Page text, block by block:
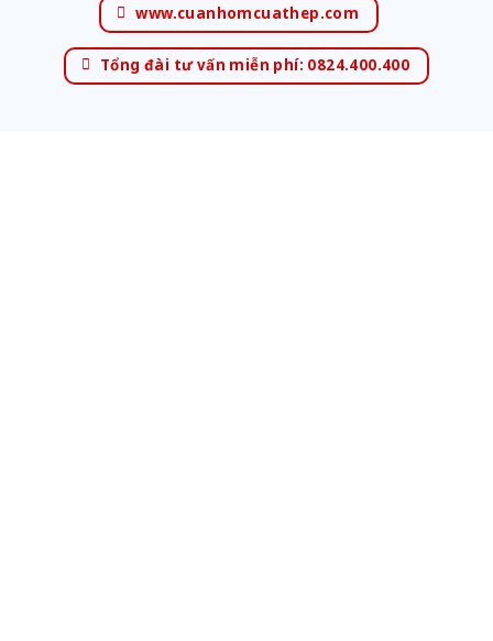
www.cuanhomcuathep.com
Tổng đài tư vấn miễn phí: 0824.400.400